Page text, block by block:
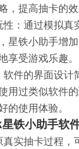
，提高抽卡的效
：通过模拟真
星铁小助手增
享受游戏乐趣。
件的界面设计
用过类似软件
的使用体验。
铁小助手软
实抽卡过程，